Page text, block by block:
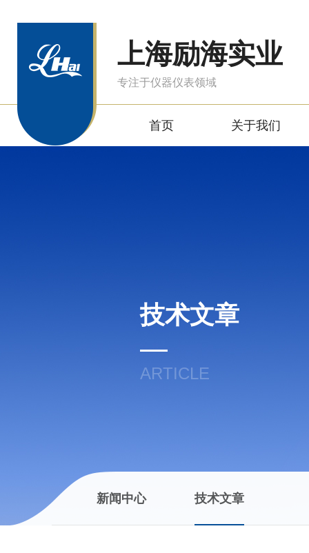
上海励海实业
专注于仪器仪表领域
首页 关于我们
技术文章
ARTICLE
新闻中心 技术文章